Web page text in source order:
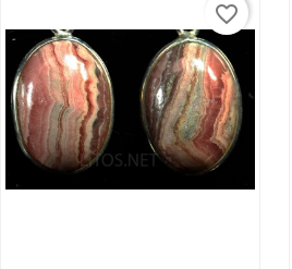
favorite_border